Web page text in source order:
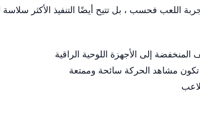
فحسب ، بل تتيح أيضًا التنفيذ الأكثر سلاسة
إلى الأجهزة اللوحية الراقية
مشاهد الحركة سائحة وممتعة